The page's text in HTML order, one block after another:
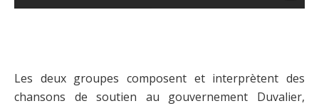
Les deux groupes composent et interprètent des
chansons de soutien au gouvernement Duvalier,